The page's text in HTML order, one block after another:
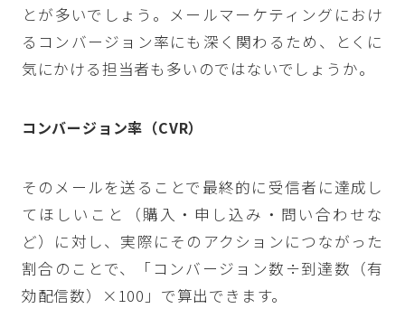
とが多いでしょう。メールマーケティングにおけ
るコンバージョン率にも深く関わるため、とくに
気にかける担当者も多いのではないでしょうか。
コンバージョン率（CVR）
そのメールを送ることで最終的に受信者に達成し
てほしいこと（購入・申し込み・問い合わせな
ど）に対し、実際にそのアクションにつながった
割合のことで、「コンバージョン数÷到達数（有
効配信数）×100」で算出できます。